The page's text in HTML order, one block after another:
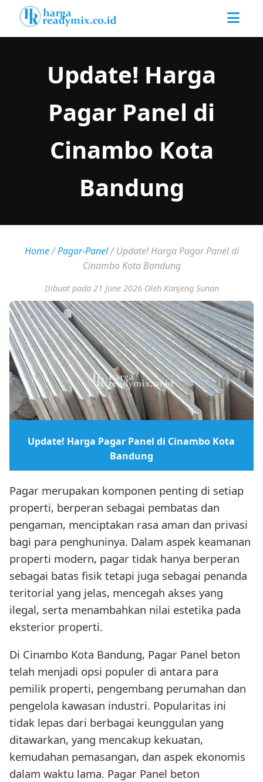
Update! Harga
Pagar Panel di
Cinambo Kota
Bandung
Home/Pagar-Panel/Update! Harga Pagar Panel di
Cinambo Kota Bandung
Dibuat pada 21 June 2026 Oleh Kanjeng Sunan
Update! Harga Pagar Panel di Cinambo Kota
Bandung
Pagar merupakan komponen penting di setiap
properti, berperan sebagai pembatas dan
pengaman, menciptakan rasa aman dan privasi
bagi para penghuninya. Dalam aspek keamanan
properti modern, pagar tidak hanya berperan
sebagai batas fisik tetapi juga sebagai penanda
teritorial yang jelas, mencegah akses yang
ilegal, serta menambahkan nilai estetika pada
eksterior properti.
Di Cinambo Kota Bandung, Pagar Panel beton
telah menjadi opsi populer di antara para
pemilik properti, pengembang perumahan dan
pengelola kawasan industri. Popularitas ini
tidak lepas dari berbagai keunggulan yang
ditawarkan, yang mencakup kekuatan,
kemudahan pemasangan, dan aspek ekonomis
dalam waktu lama. Pagar Panel beton